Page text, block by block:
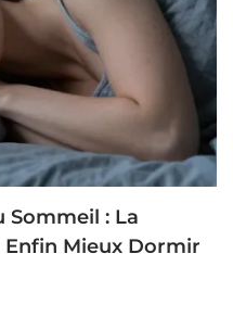
Sommeil : La
Mieux Dormir